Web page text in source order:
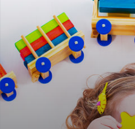
ESQUISSE PARIS
http://www.esquisseparis.fr
Étude de cas